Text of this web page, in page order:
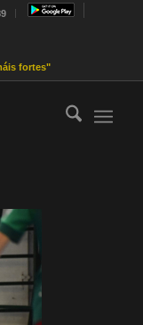
fortes"